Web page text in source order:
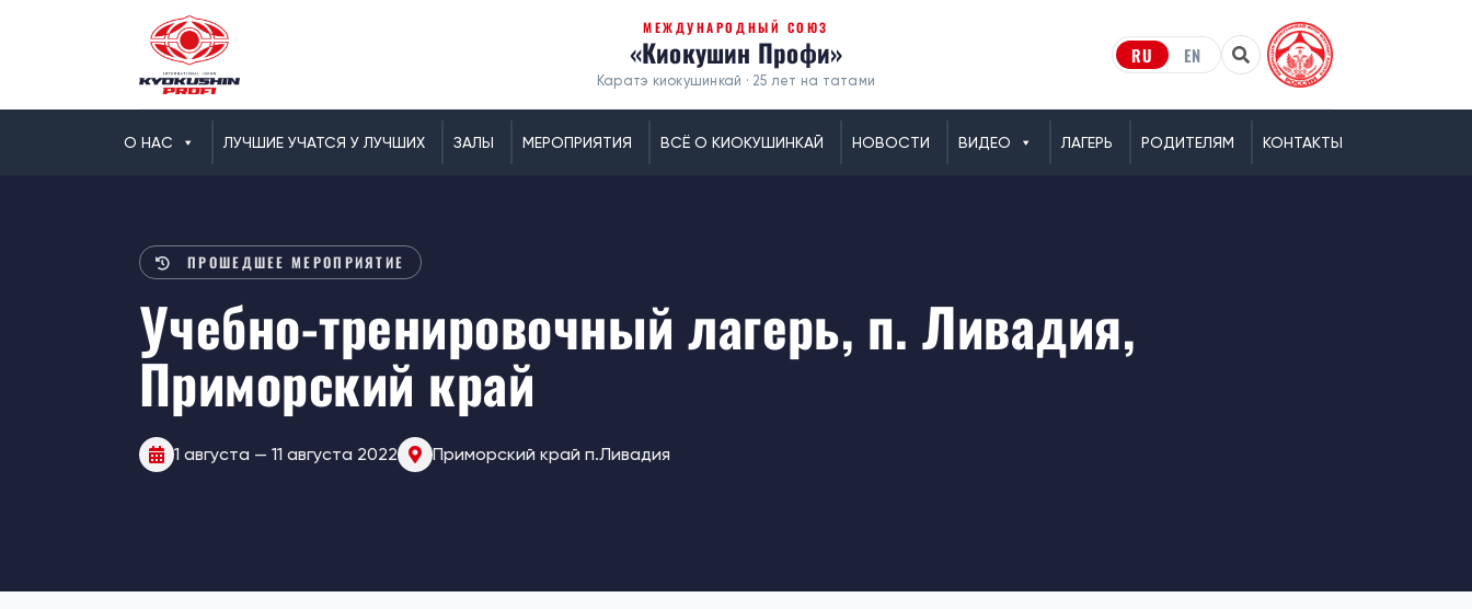
МЕЖДУНАРОДНЫЙ СОЮЗ
«Киокушин Профи»
Каратэ киокушинкай · 25 лет на татами
RU EN
О НАС ЛУЧШИЕ УЧАТСЯ У ЛУЧШИХ ЗАЛЫ МЕРОПРИЯТИЯ ВСЁ О КИОКУШИНКАЙ НОВОСТИ ВИДЕО ЛАГЕРЬ РОДИТЕЛЯМ КОНТАКТЫ
ПРОШЕДШЕЕ МЕРОПРИЯТИЕ
Учебно-тренировочный лагерь, п. Ливадия,
Приморский край
1 августа — 11 августа 2022 Приморский край п.Ливадия